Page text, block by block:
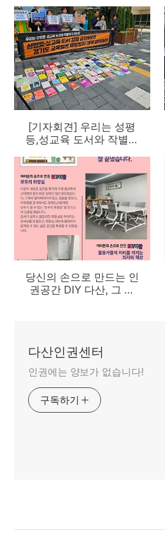
[기자회견] 우리는 성평
등,성교육 도서와 작별하
은 성평등,성교육 도서
검열중단하고 재발방지
대책 마련하라!
당신의 손으로 만드는 인
권공간 DIY 다산, 그 결
다산인권센터
인권에는 양보가 없습니다!
구독하기